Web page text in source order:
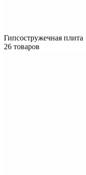
Гипсостружечная плита
26 товаров